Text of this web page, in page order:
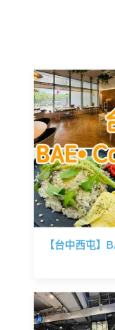
【台中西屯】